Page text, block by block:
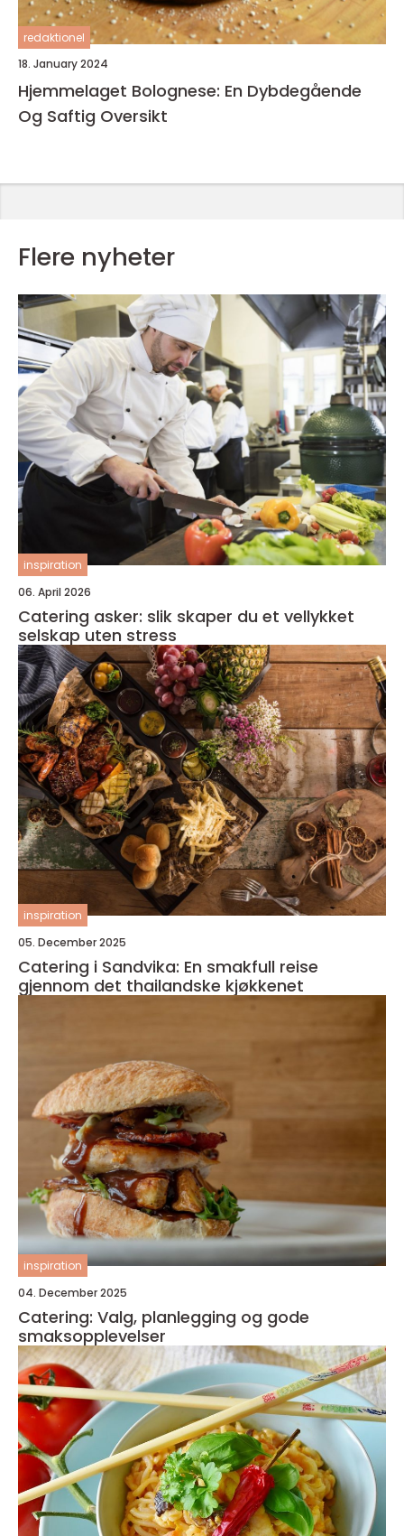
redaktionel
18. January 2024
Hjemmelaget Bolognese: En Dybdegående
Og Saftig Oversikt
Flere nyheter
inspiration
06. April 2026
Catering asker: slik skaper du et vellykket
selskap uten stress
inspiration
05. December 2025
Catering i Sandvika: En smakfull reise
gjennom det thailandske kjøkkenet
inspiration
04. December 2025
Catering: Valg, planlegging og gode
smaksopplevelser